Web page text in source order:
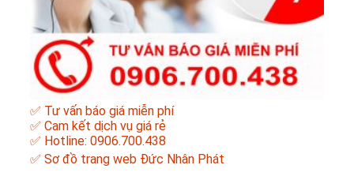
✅ Tư vấn báo giá miễn phí
✅ Cam kết dịch vụ giá rẻ
✅ Hotline: 0906.700.438
✅ Sơ đồ trang web Đức Nhân Phát